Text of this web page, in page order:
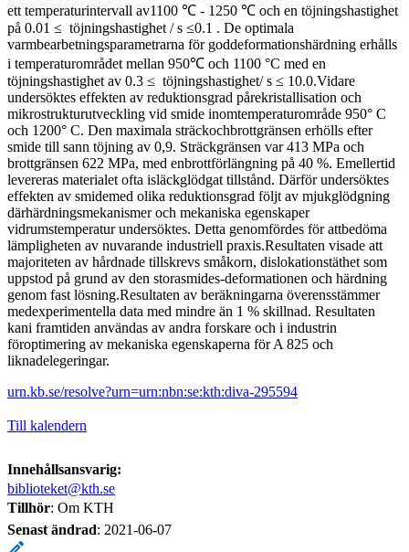
ett temperaturintervall av1100 ℃ - 1250 ℃ och en töjningshastighet
på 0.01 ≤ töjningshastighet / s ≤0.1 . De optimala
varmbearbetningsparametrarna för goddeformationshärdning erhålls
i temperaturområdet mellan 950℃ och 1100 °C med en
töjningshastighet av 0.3 ≤ töjningshastighet/ s ≤ 10.0.Vidare
undersöktes effekten av reduktionsgrad pårekristallisation och
mikrostrukturutveckling vid smide inomtemperaturområde 950° C
och 1200° C. Den maximala sträckochbrottgränsen erhölls efter
smide till sann töjning av 0,9. Sträckgränsen var 413 MPa och
brottgränsen 622 MPa, med enbrottförlängning på 40 %. Emellertid
levereras materialet ofta isläckglödgat tillstånd. Därför undersöktes
effekten av smidemed olika reduktionsgrad följt av mjukglödgning
därhärdningsmekanismer och mekaniska egenskaper
vidrumstemperatur undersöktes. Detta genomfördes för attbedöma
lämpligheten av nuvarande industriell praxis.Resultaten visade att
majoriteten av hårdnade tillskrevs småkorn, dislokationstäthet som
uppstod på grund av den storasmides-deformationen och härdning
genom fast lösning.Resultaten av beräkningarna överensstämmer
medexperimentella data med mindre än 1 % skillnad. Resultaten
kani framtiden användas av andra forskare och i industrin
föroptimering av mekaniska egenskaperna för A 825 och
liknadelegeringar.
urn.kb.se/resolve?urn=urn:nbn:se:kth:diva-295594
Till kalendern
Innehållsansvarig:
biblioteket@kth.se
Tillhör: Om KTH
Senast ändrad: 2021-06-07